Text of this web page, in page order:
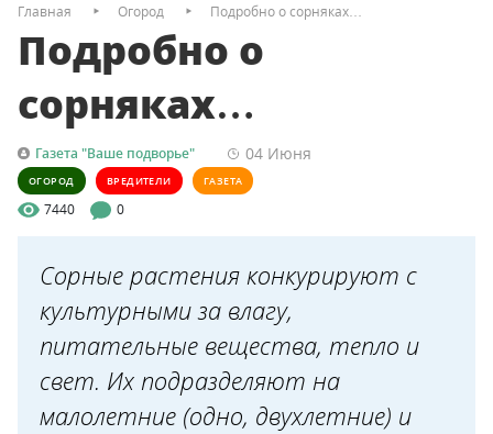
Главная Огород Подробно о сорняках…
Подробно о
сорняках…
Газета "Ваше подворье" 04 Июня
ОГОРОД ВРЕДИТЕЛИ ГАЗЕТА
7440 0
Сорные растения конкурируют с
культурными за влагу,
питательные вещества, тепло и
свет. Их подразделяют на
малолетние (одно, двухлетние) и